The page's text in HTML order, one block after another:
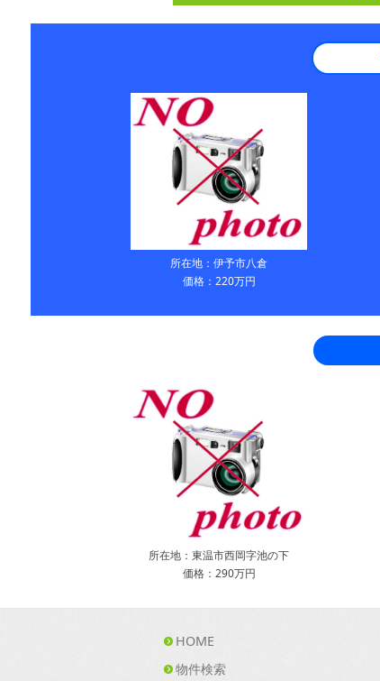
所在地：伊予市八倉
価格：220万円
所在地：東温市西岡字池の下
価格：290万円
HOME
物件検索